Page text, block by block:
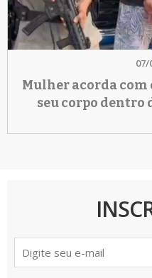
07/
Mulher acorda
seu corpo dentro